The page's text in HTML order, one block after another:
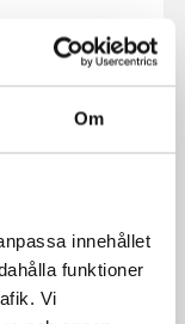
Om
innehållet
funktioner
Vi